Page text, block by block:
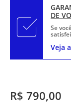
R$ 790,00
DE
Se
Veja